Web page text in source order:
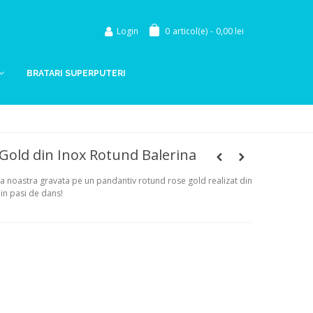
Login 0 articol(e) - 0,00 lei
BRATARI SUPERPUTERI
din Inox Rotund Balerina
noastra gravata pe un pandantiv rotund rose gold realizat din
pasi de dans!